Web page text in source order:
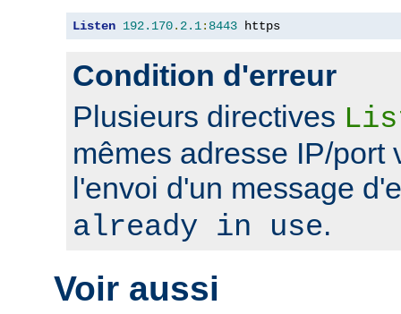
Listen 192.170. 2.1: 8443 https
Condition d'erreur
Plusieurs directives
mêmes adresse IP/port
l'envoi d'un message
already in use.
Voir aussi